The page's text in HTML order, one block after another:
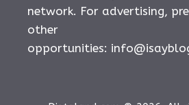
network. For advertising,
other
opportunities: